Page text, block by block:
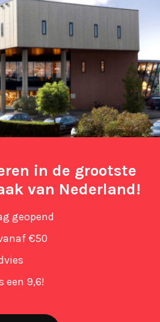
in de grootste
van Nederland!
geopend
€50
een 9,6!